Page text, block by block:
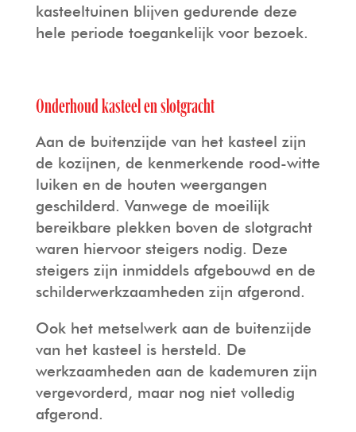
kasteeltuinen blijven gedurende deze
hele periode toegankelijk voor bezoek.
Onderhoud kasteel en slotgracht
Aan de buitenzijde van het kasteel zijn
de kozijnen, de kenmerkende rood-witte
luiken en de houten weergangen
geschilderd. Vanwege de moeilijk
bereikbare plekken boven de slotgracht
waren hiervoor steigers nodig. Deze
steigers zijn inmiddels afgebouwd en de
schilderwerkzaamheden zijn afgerond.
Ook het metselwerk aan de buitenzijde
van het kasteel is hersteld. De
werkzaamheden aan de kademuren zijn
vergevorderd, maar nog niet volledig
afgerond.